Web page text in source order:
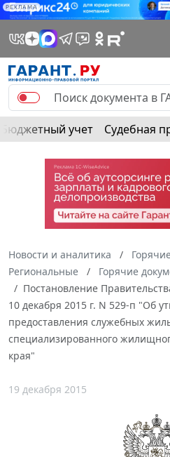
РЕКЛАМА
Бюджетный учет Судебная
Новости и аналитика
Региональные
Горячие
Постановление
10 декабря 2015 г. N 529-п "Об
предоставления служебных
специализированного
края"
19 декабря 2015